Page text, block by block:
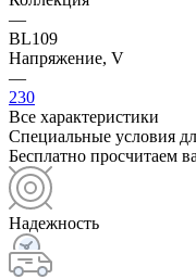
—
BL109
Напряжение, V
—
230
Все характеристики
Специальные условия
Бесплатно просчитаем
Надежность